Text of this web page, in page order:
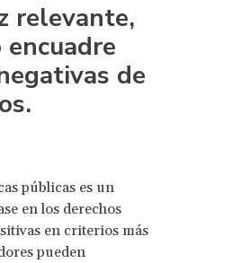
relevante,
de
públicas es un
en los derechos
en criterios más
pueden